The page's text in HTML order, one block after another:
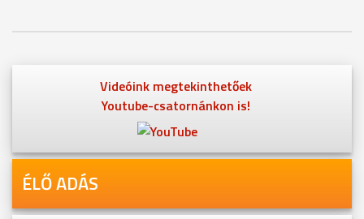
Videóink megtekinthetőek
Youtube-csatornánkon is!
ÉLŐ ADÁS